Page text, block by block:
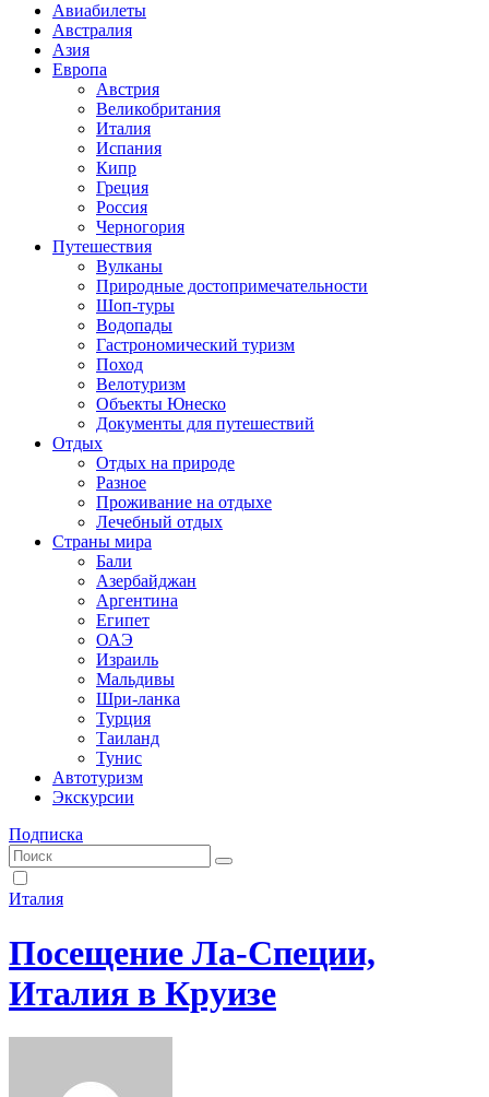
Авиабилеты
Австралия
Азия
Европа
Австрия
Великобритания
Италия
Испания
Кипр
Греция
Россия
Черногория
Путешествия
Вулканы
Природные достопримечательности
Шоп-туры
Водопады
Гастрономический туризм
Поход
Велотуризм
Объекты Юнеско
Документы для путешествий
Отдых
Отдых на природе
Разное
Проживание на отдыхе
Лечебный отдых
Страны мира
Бали
Азербайджан
Аргентина
Египет
ОАЭ
Израиль
Мальдивы
Шри-ланка
Турция
Таиланд
Тунис
Автотуризм
Экскурсии
Подписка
Италия
Посещение Ла-Специи,
Италия в Круизе